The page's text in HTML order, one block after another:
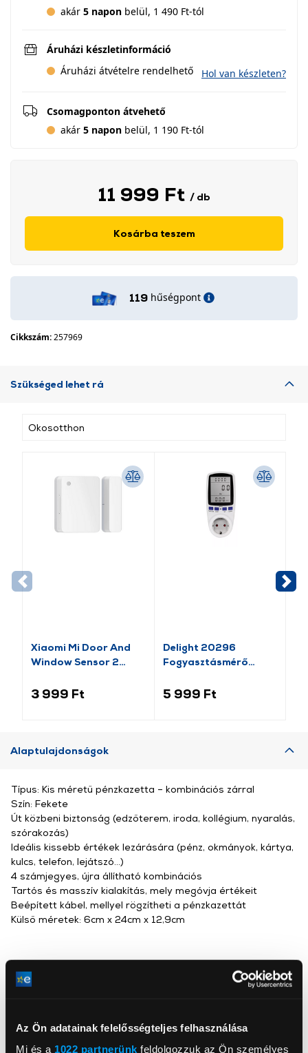
Az Ön adatainak felelősségteljes felhasználása
Mi és a 1022 partnerünk feldolgozzuk az Ön személyes
akár 5 napon belül, 1 490 Ft-tól
Áruházi készletinformáció
Áruházi átvételre rendelhető
Hol van készleten?
Csomagponton átvehető
akár 5 napon belül, 1 190 Ft-tól
11 999 Ft / db
Kosárba teszem
119 hűségpont
Cikkszám:257969
Szükséged lehet rá
Okosotthon
Xiaomi Mi Door And
Window Sensor 2
3 999 Ft
Delight 20296
Fogyasztásmérő
funkcióval
5 999 Ft
Alaptulajdonságok
Masterlock
92200, Neully-sur-Seine, av. Charles de Gaulle 131
Típus: Kis méretű pénzkazetta – kombinációs zárral
Szín: Fekete
Út közbeni biztonság (edzőterem, iroda, kollégium, nyaralás,
szórakozás)
Ideális kissebb értékek lezárására (pénz, okmányok, kártya,
kulcs, telefon, lejátszó...)
4 számjegyes, újra állítható kombinációs
Tartós és masszív kialakítás, mely megóvja értékeit
Beépített kábel, mellyel rögzítheti a pénzkazettát
Külső méretek: 6cm x 24cm x 12,9cm